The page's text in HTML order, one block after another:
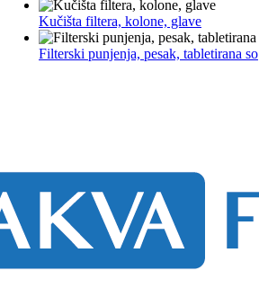
Kučišta filtera, kolone, glave
Filterski punjenja, pesak, tabletirana so